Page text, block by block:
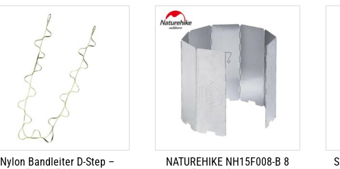
Nylon Bandleiter D-Step –
NATUREHIKE NH15F008-B 8